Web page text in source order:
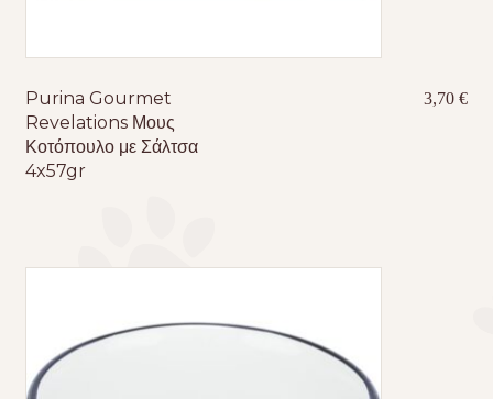
Purina Gourmet
Revelations Μους
Κοτόπουλο με Σάλτσα
4x57gr
3,70€